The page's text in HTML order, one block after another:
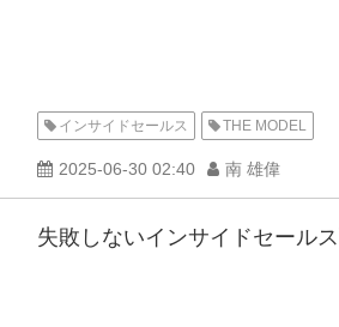
インサイドセールス THE MODEL
2025-06-30 02:40 南 雄偉
失敗しないインサイドセール